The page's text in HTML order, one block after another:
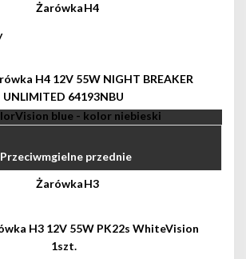
H4
Przeciwmgielne przednie
H3